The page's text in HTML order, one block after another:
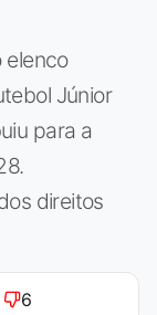
elenco
Júnior
para a
direitos
6